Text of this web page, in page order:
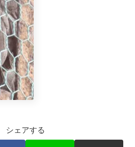
シェアする